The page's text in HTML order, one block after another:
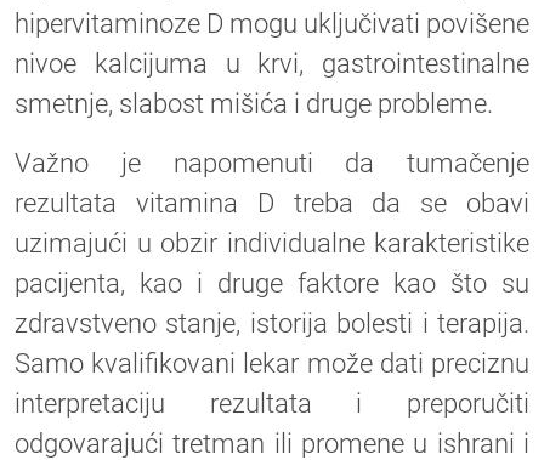
hipervitaminoze D mogu uključivati povišene
nivoe kalcijuma u krvi, gastrointestinalne
smetnje, slabost mišića i druge probleme.
Važno je napomenuti da tumačenje
rezultata vitamina D treba da se obavi
uzimajući u obzir individualne karakteristike
pacijenta, kao i druge faktore kao što su
zdravstveno stanje, istorija bolesti i terapija.
Samo kvalifikovani lekar može dati preciznu
interpretaciju rezultata i preporučiti
odgovarajući tretman ili promene u ishrani i